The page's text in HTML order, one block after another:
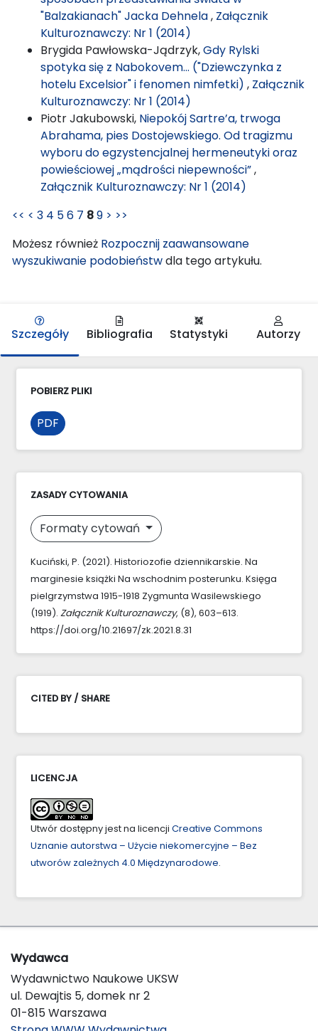
"Balzakianach" Jacka Dehnela, Załącznik
Kulturoznawczy: Nr 1 (2014)
Brygida Pawłowska-Jądrzyk,Gdy Rylski
spotyka się z Nabokovem… ("Dziewczynka z
hotelu Excelsior" i fenomen nimfetki) , Załącznik
Kulturoznawczy: Nr 1 (2014)
Piotr Jakubowski, Niepokój Sartre’a, trwoga
Abrahama, pies Dostojewskiego. Od tragizmu
wyboru do egzystencjalnej hermeneutyki oraz
powieściowej „mądrości niepewności”,
Załącznik Kulturoznawczy: Nr 1 (2014)
<< < 3 4 56 7 89 > >>
Możesz również Rozpocznij zaawansowane
wyszukiwanie podobieństwdla tego artykułu.
Szczegóły Bibliografia Statystyki Autorzy
POBIERZ PLIKI
PDF
ZASADY CYTOWANIA
Formaty cytowań
Kuciński, P. (2021). Historiozofie dziennikarskie. Na
marginesie książki Na wschodnim posterunku. Księga
pielgrzymstwa 1915-1918 Zygmunta Wasilewskiego
(1919). Załącznik Kulturoznawczy, (8), 603–613.
https://doi.org/10.21697/zk.2021.8.31
CITED BY / SHARE
LICENCJA
Utwór dostępny jest na licencji Creative Commons
Uznanie autorstwa – Użycie niekomercyjne – Bez
utworów zależnych 4.0 Międzynarodowe.
Wydawca
Wydawnictwo Naukowe UKSW
ul. Dewajtis 5, domek nr 2
01-815 Warszawa